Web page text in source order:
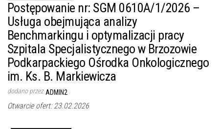
Postępowanie nr: SGM 0610A/1/2026 –
Usługa obejmująca analizy
Benchmarkingu i optymalizacji pracy
Szpitala Specjalistycznego w Brzozowie
Podkarpackiego Ośrodka Onkologicznego
im. Ks. B. Markiewicza
dodano przez ADMIN2
Otwarcie ofert: 23.02.2026